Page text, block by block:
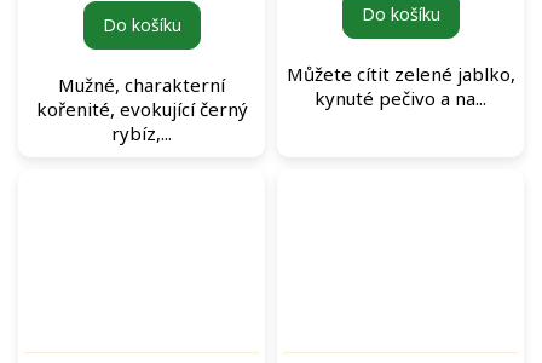
Do košíku
Mužné, charakterní
kořenité, evokující černý
rybíz,...
Do košíku
Můžete cítit zelené jablko,
kynuté pečivo a na...